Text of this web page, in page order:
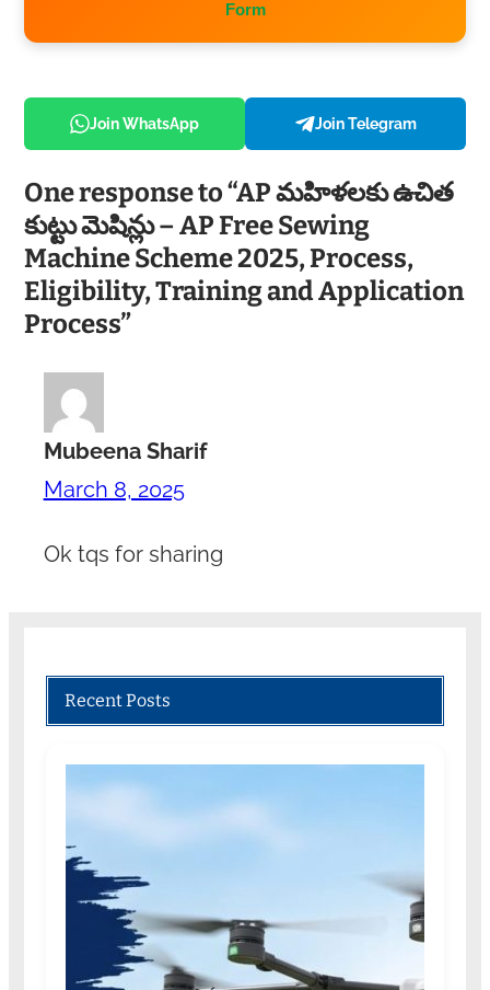
Form
Join WhatsApp Join Telegram
One response to “AP మహిళలకు ఉచిత
కుట్టు మెషిన్లు – AP Free Sewing
Machine Scheme 2025, Process,
Eligibility, Training and Application
Process”
Mubeena Sharif
March 8, 2025
Ok tqs for sharing
Recent Posts